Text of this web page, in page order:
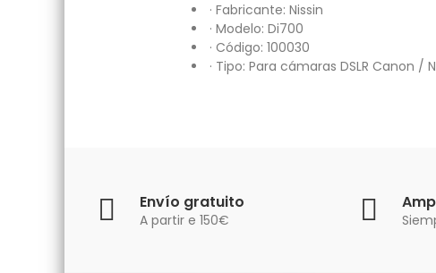
· Fabricante: Nissin
· Modelo: Di700
· Código: 100030
· Tipo: Para cámaras DSLR Canon /
Envío gratuito
A partir e 150€